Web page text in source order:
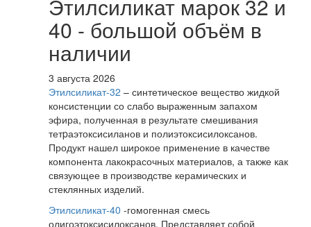
Этилсиликат марок 32 и
40 - большой объём в
наличии
3 августа 2026
Этилсиликат-32 – синтетическое вещество жидкой
консистенции со слабо выраженным запахом
эфира, полученная в результате смешивания
тетpаэтоксисиланов и полиэтоксисилоксанов.
Продукт нашел широкое применение в качестве
компонента лакокрасочных материалов, а также как
связующее в производстве керамических и
стеклянных изделий.
Этилсиликат-40 -гомогенная смесь
олигоэтоксисилоксанов. Представляет собой